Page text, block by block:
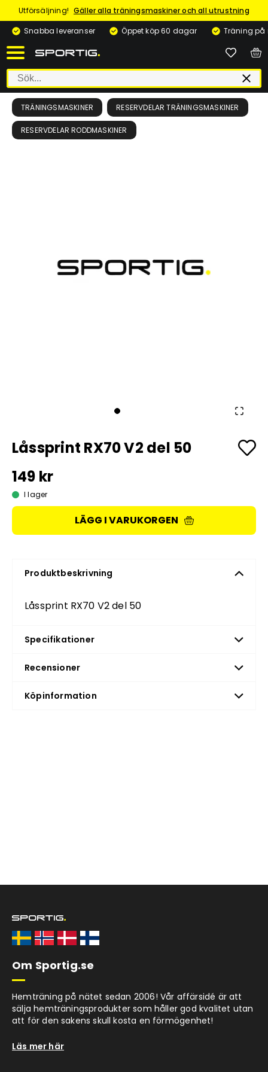
Utförsäljning! Gäller alla träningsmaskiner och all utrustning
Snabba leveranser
Öppet köp 60 dagar Träning på
TRÄNINGSMASKINER RESERVDELAR TRÄNINGSMASKINER
RESERVDELAR RODDMASKINER
Låssprint RX70 V2 del 50
149 kr
I lager
LÄGG I VARUKORGEN
Produktbeskrivning
Låssprint RX70 V2 del 50
Specifikationer
Recensioner
Köpinformation
Om Sportig.se
Hemträning på nätet sedan 2006! Vår affärsidé är att
sälja hemträningsprodukter som håller god kvalitet utan
att för den sakens skull kosta en förmögenhet!
Läs mer här